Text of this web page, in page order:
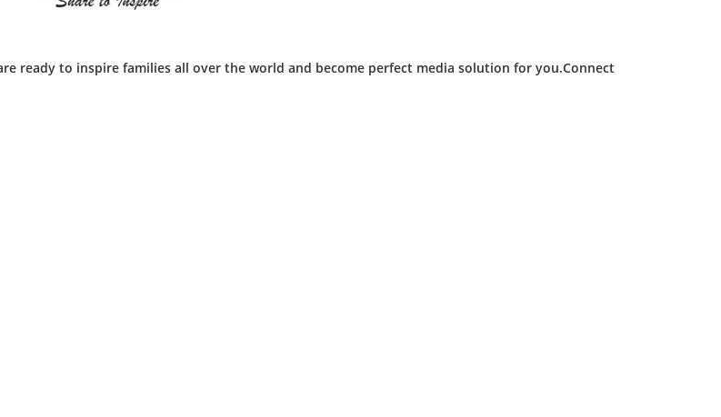
ready to inspire families all over the world and become perfect media solution for you.Connect